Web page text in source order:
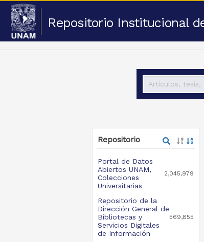
Repositorio Institucional
Repositorio
Portal de Datos
Abiertos UNAM,
Colecciones
Universitarias
2,045,979
Repositorio de la
Dirección General de
Bibliotecas y
Servicios Digitales
de Información
569,855